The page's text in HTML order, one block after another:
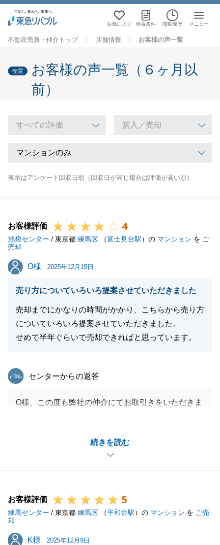
お気に入り 検索条件 閲覧履歴 メニュー
不動産売買・仲介トップ 店舗情報 お客様の声一覧
売買
お客様の声一覧（６ヶ月以
前）
表示はアンケート回収日順（回収日が同じ場合は評価が高い順）
お客様評価 4
池袋センター / 東京都 練馬区 （富士見台駅）の マンション を ご
売却
O様
O様 2025年12月15日
売り方についていろいろ提案させていただきました
売却までにかなりの時間がかかり、こちらから売り方
についていろいろ提案させていただきました。
せめて半年ぐらいで売却できればと思っています。
続きを読む
東急リバブル
センターからの返答
O様、この度も弊社の仲介にてお取引きをいただきま
毎度、弊社をご贔屓くださり、感謝してもし切れませ
長期的な売却となりましたが、売主様であるO様から
て頂きましたことに感謝申し上げます。
ご売却活動のご依頼を頂いたもう１件のマンションも
今後ともどうぞ宜しくお願い申し上げます。
お客様評価 5
練馬センター / 東京都 練馬区 （平和台駅）の マンション を ご売
却
K様
K様 2025年12月9日